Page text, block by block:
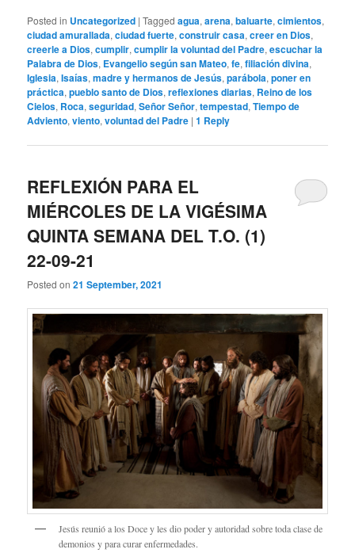
Posted in Uncategorized |Tagged agua,arena,baluarte,cimientos,
ciudad amurallada,ciudad fuerte,construir casa,creer en Dios,
creerle a Dios,cumplir,cumplir la voluntad del Padre,escuchar la
Palabra de Dios, Evangelio según san Mateo,fe,filiación divina,
Iglesia,Isaías,madre y hermanos de Jesús,parábola,poner en
práctica,pueblo santo de Dios,reflexiones diarias, Reino de los
Cielos, Roca,seguridad,Señor Señor,tempestad,Tiempo de
Adviento,viento,voluntad del Padre |1 Reply
REFLEXIÓN PARA EL
MIÉRCOLES DE LA VIGÉSIMA
QUINTA SEMANA DEL T.O. (1)
22-09-21
Posted on21 September, 2021
Jesús reunió a los Doce y les dio poder y autoridad sobre toda clase de
demonios y para curar enfermedades.